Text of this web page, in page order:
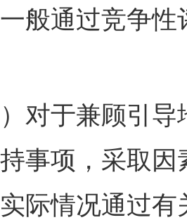
般通过竞争
于兼顾引导
事项，采取
际情况通过